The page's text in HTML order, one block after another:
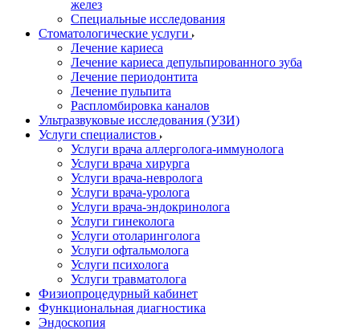
желез
Специальные исследования
Стоматологические услуги
Лечение кариеса
Лечение кариеса депульпированного зуба
Лечение периодонтита
Лечение пульпита
Распломбировка каналов
Ультразвуковые исследования (УЗИ)
Услуги специалистов
Услуги врача аллерголога-иммунолога
Услуги врача хирурга
Услуги врача-невролога
Услуги врача-уролога
Услуги врача-эндокринолога
Услуги гинеколога
Услуги отоларинголога
Услуги офтальмолога
Услуги психолога
Услуги травматолога
Физиопроцедурный кабинет
Функциональная диагностика
Эндоскопия